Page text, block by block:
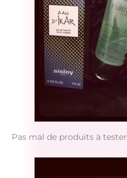
Pas mal de produits à tester